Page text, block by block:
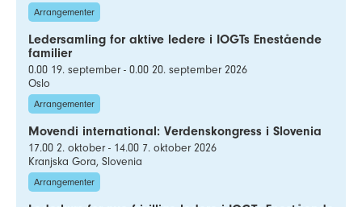
Arrangementer
Ledersamling for aktive ledere i IOGTs Enestående
familier
0.00 19. september - 0.00 20. september 2026
Oslo
Arrangementer
Movendi international: Verdenskongress i Slovenia
17.00 2. oktober - 14.00 7. oktober 2026
Kranjska Gora, Slovenia
Arrangementer